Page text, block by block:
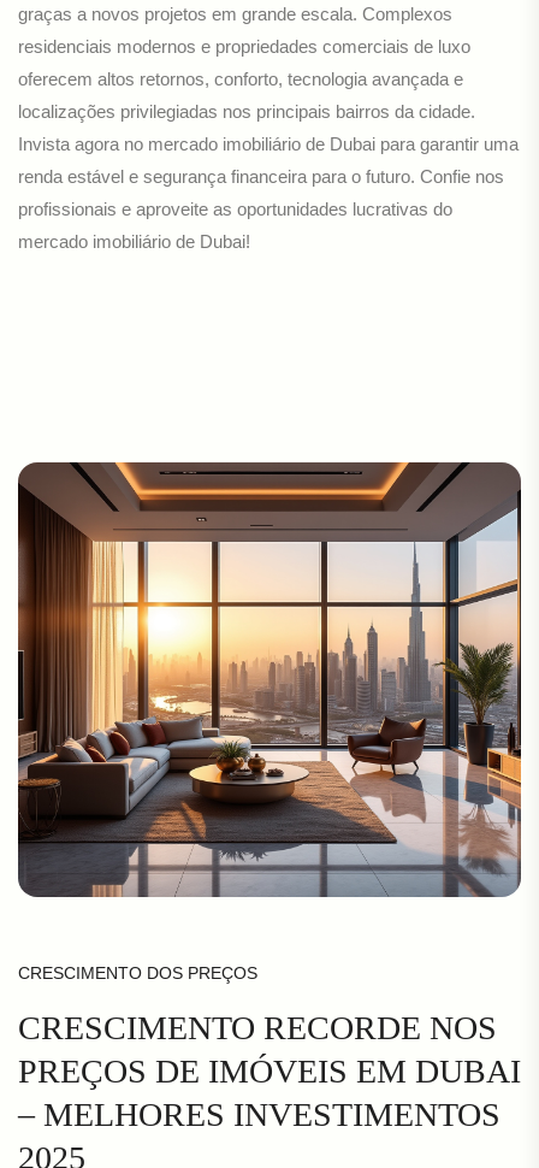
graças a novos projetos em grande escala. Complexos
residenciais modernos e propriedades comerciais de luxo
oferecem altos retornos, conforto, tecnologia avançada e
localizações privilegiadas nos principais bairros da cidade.
Invista agora no mercado imobiliário de Dubai para garantir uma
renda estável e segurança financeira para o futuro. Confie nos
profissionais e aproveite as oportunidades lucrativas do
mercado imobiliário de Dubai!
CRESCIMENTO DOS PREÇOS
CRESCIMENTO RECORDE NOS
PREÇOS DE IMÓVEIS EM DUBAI
– MELHORES INVESTIMENTOS
2025